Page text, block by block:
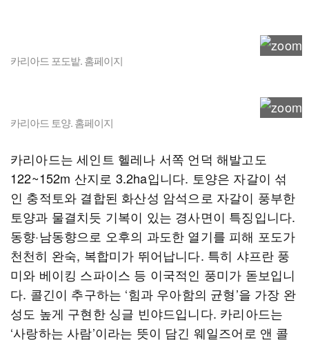
카리아드 포도밭. 홈페이지
카리아드 토양. 홈페이지
카리아드는 세인트 헬레나 서쪽 언덕 해발고도
122~152m 산지로 3.2ha입니다. 토양은 자갈이 섞
인 충적토와 결합된 화산성 암석으로 자갈이 풍부한
토양과 물결치듯 기복이 있는 경사면이 특징입니다.
동향·남동향으로 오후의 과도한 열기를 피해 포도가
천천히 완숙, 복합미가 뛰어납니다. 특히 샤프란 풍
미와 베이킹 스파이스 등 이국적인 풍미가 돋보입니
다. 콜긴이 추구하는 ‘힘과 우아함의 균형’을 가장 완
성도 높게 구현한 싱글 빈야드입니다. 카리아드는
‘사랑하는 사람’이라는 뜻이 담긴 웨일즈어로 앤 콜